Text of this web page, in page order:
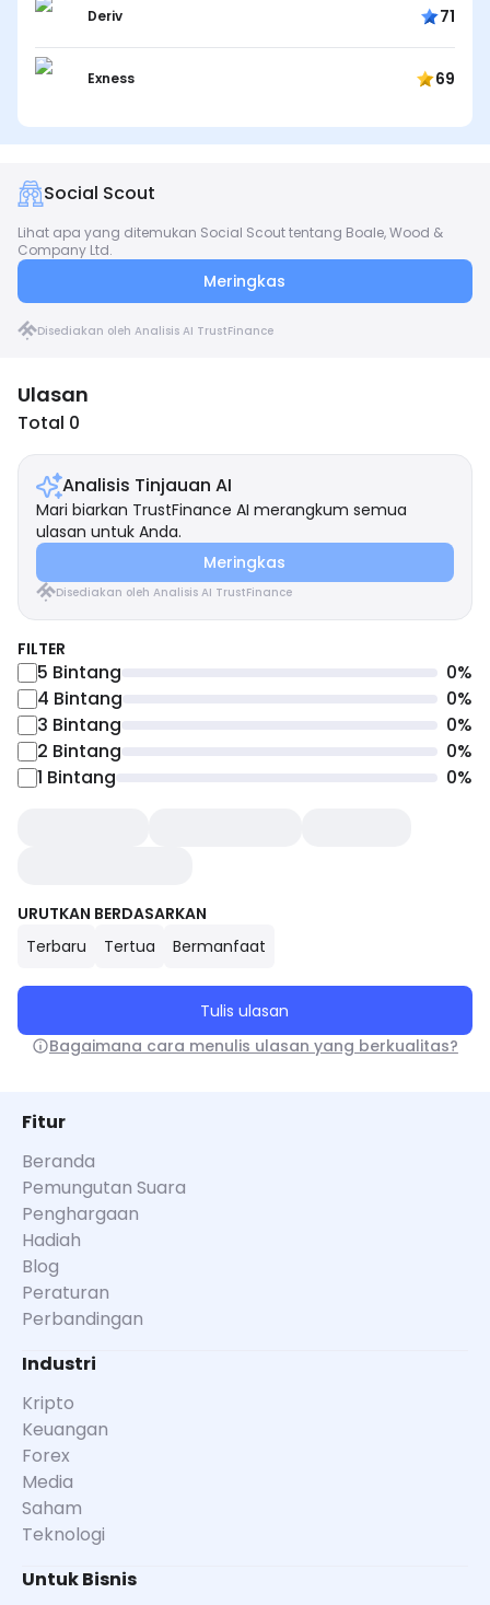
Deriv 71
Exness 69
Social Scout
Lihat apa yang ditemukan Social Scout tentang Boale, Wood &
Company Ltd.
Meringkas
Disediakan oleh Analisis AI TrustFinance
Ulasan
Total 0
Analisis Tinjauan AI
Mari biarkan TrustFinance AI merangkum semua
ulasan untuk Anda.
Meringkas
Disediakan oleh Analisis AI TrustFinance
FILTER
5 Bintang 0%
4 Bintang 0%
3 Bintang 0%
2 Bintang 0%
1 Bintang 0%
URUTKAN BERDASARKAN
Terbaru
Tertua Bermanfaat
Tulis ulasan
Bagaimana cara menulis ulasan yang berkualitas?
Fitur
Beranda
Pemungutan Suara
Penghargaan
Hadiah
Blog
Peraturan
Perbandingan
Industri
Kripto
Keuangan
Forex
Media
Saham
Teknologi
Untuk Bisnis